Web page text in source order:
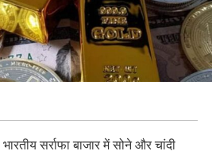
भारतीय सर्राफा बाजार में सोने और चांदी